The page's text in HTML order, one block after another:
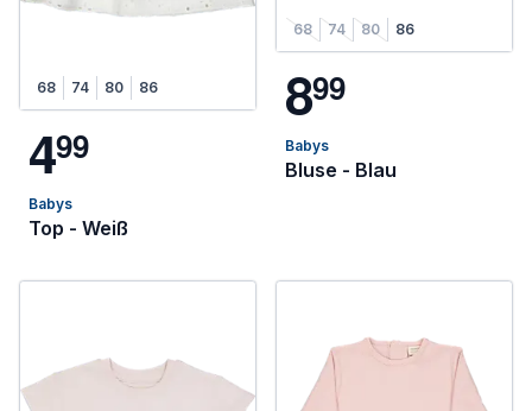
68 74 80 86
499
Babys
Top - Weiß
68 74 80 86
899
Babys
Bluse - Blau